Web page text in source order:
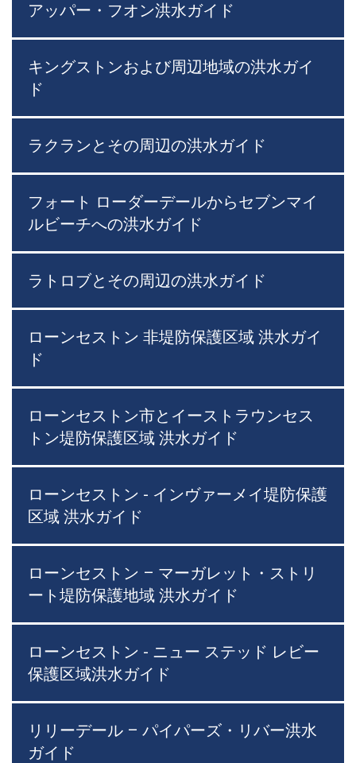
アッパー・フオン洪水ガイド
キングストンおよび周辺地域の洪水ガイ
ド
ラクランとその周辺の洪水ガイド
フォート ローダーデールからセブンマイ
ルビーチへの洪水ガイド
ラトロブとその周辺の洪水ガイド
ローンセストン 非堤防保護区域 洪水ガイ
ド
ローンセストン市とイーストラウンセス
トン堤防保護区域 洪水ガイド
ローンセストン - インヴァーメイ堤防保護
区域 洪水ガイド
ローンセストン – マーガレット・ストリ
ート堤防保護地域 洪水ガイド
ローンセストン - ニュー ステッド レビー
保護区域洪水ガイド
リリーデール – パイパーズ・リバー洪水
ガイド